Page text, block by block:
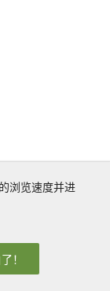
浏览速度并进
！